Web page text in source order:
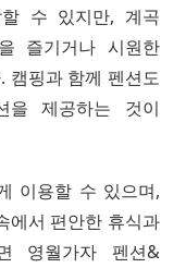
수 있지만, 계곡
즐기거나 시원한
캠핑과 함께 펜션도
을 제공하는 것이
이용할 수 있으며,
에서 편안한 휴식과
영월가자 펜션&